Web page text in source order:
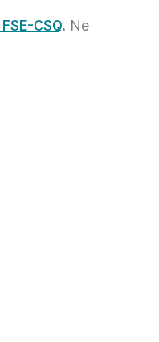
CSQ. Ne